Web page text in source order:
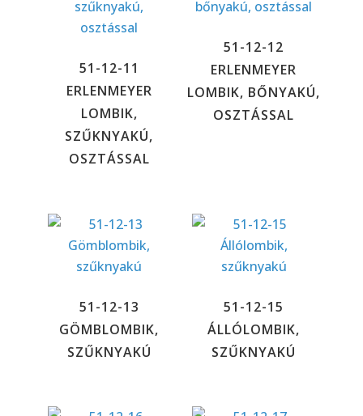
51-12-11
ERLENMEYER
LOMBIK,
SZŰKNYAKÚ,
OSZTÁSSAL
51-12-12
ERLENMEYER
LOMBIK, BŐNYAKÚ,
OSZTÁSSAL
51-12-13
GÖMBLOMBIK,
SZŰKNYAKÚ
51-12-15
ÁLLÓLOMBIK,
SZŰKNYAKÚ